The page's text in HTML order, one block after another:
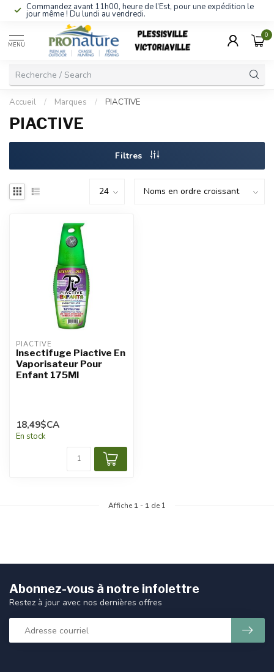
Commandez avant 11h00, heure de l’Est, pour une expédition le
jour même ! Du lundi au vendredi.
MENU
0
Accueil / Marques / PIACTIVE
PIACTIVE
Filtres
PIACTIVE
Insectifuge Piactive En
Vaporisateur Pour
Enfant 175Ml
18,49$CA
En stock
Affiche 1 - 1 de 1
Abonnez-vous à notre infolettre
Restez à jour avec nos dernières offres